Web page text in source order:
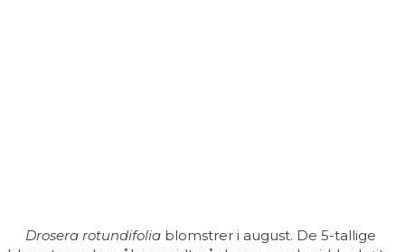
Drosera rotundifolia blomstrer i august. De 5-tallige